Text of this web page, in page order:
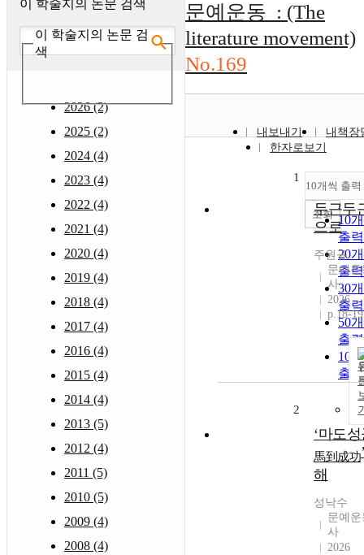
이 학술지의 논문 검색
이 학술지의 논문 검
색
2026 (2)
2025 (2)
2024 (4)
2023 (4)
2022 (4)
2021 (4)
2020 (4)
2019 (4)
2018 (4)
2017 (4)
2016 (4)
2015 (4)
2014 (4)
2013 (5)
2012 (4)
2011 (5)
2010 (5)
2009 (4)
2008 (4)
문예운동 : (The
literature movement)
No.169
내보내기
내책장
한자로보기
10개씩 출력
10
출력
20
출력
30
출력
50
출력
100
출력
조회
1
두근두
으로
주원규
문예운
사
2026
p.18-19
2
‘마도
馬到成功
해
성낙수
문예운
사
2026